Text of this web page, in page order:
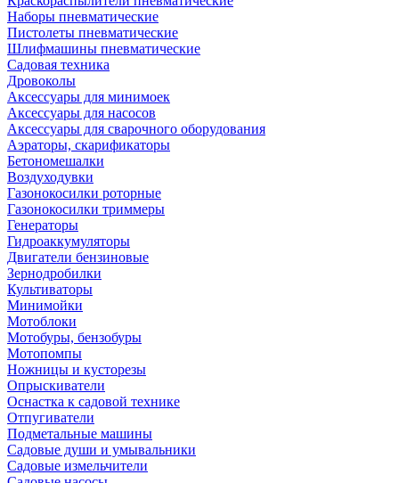
Наборы пневматические
Пистолеты пневматические
Шлифмашины пневматические
Садовая техника
Дровоколы
Аксессуары для минимоек
Аксессуары для насосов
Аксессуары для сварочного оборудования
Аэраторы, скарификаторы
Бетономешалки
Воздуходувки
Газонокосилки роторные
Газонокосилки триммеры
Генераторы
Гидроаккумуляторы
Двигатели бензиновые
Зернодробилки
Культиваторы
Минимойки
Мотоблоки
Мотобуры, бензобуры
Мотопомпы
Ножницы и кусторезы
Опрыскиватели
Оснастка к садовой технике
Отпугиватели
Подметальные машины
Садовые души и умывальники
Садовые измельчители